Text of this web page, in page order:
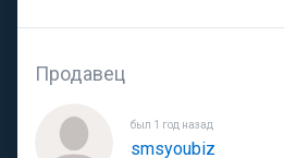
Продавец
был 1 год назад
smsyoubiz